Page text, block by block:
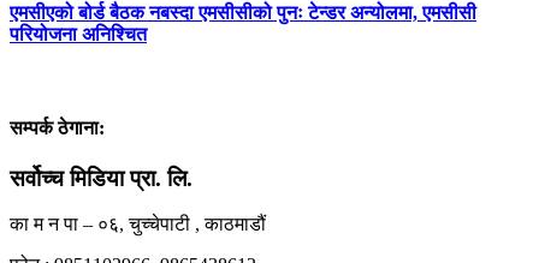
एमसीएको बोर्ड बैठक नबस्दा एमसीसीको पुनः टेन्डर अन्योलमा, एमसीसी
परियोजना अनिश्चित
सम्पर्क ठेगाना:
सर्वोच्च मिडिया प्रा. लि.
का म न पा – ०६, चुच्चेपाटी , काठमाडौं